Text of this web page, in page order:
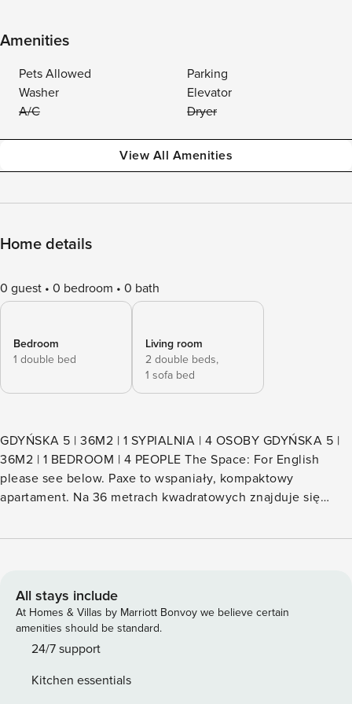
Amenities
Pets Allowed
Parking
Washer
Elevator
A/C
Dryer
View All Amenities
Home details
0 guest 0 bedroom 0 bath
Bedroom
1 double bed
Living room
2 double beds,
1 sofa bed
GDYŃSKA 5 | 36M2 | 1 SYPIALNIA | 4 OSOBY GDYŃSKA 5 |
36M2 | 1 BEDROOM | 4 PEOPLE The Space: For English
please see below. Paxe to wspaniały, kompaktowy
apartament. Na 36 metrach kwadratowych znajduje się
w odcieniach bieli i szarości i spełni wymagania nawet
jest piękna, rozkładana kanapa, która będzie doskonała do
relaksu po całodniowym zwiedzaniu lub męczącym dniu
pracy. Do dyspozycji gości jest duży telewizor z szeroką
pulą programów oraz szybka sieć wifi. Znajdziemy tam
krzesłami. Aneks kuchenny wyposażony został w sprzęty
All stays include
At Homes & Villas by Marriott Bonvoy we believe certain
amenities should be standard.
24/7 support
Kitchen essentials